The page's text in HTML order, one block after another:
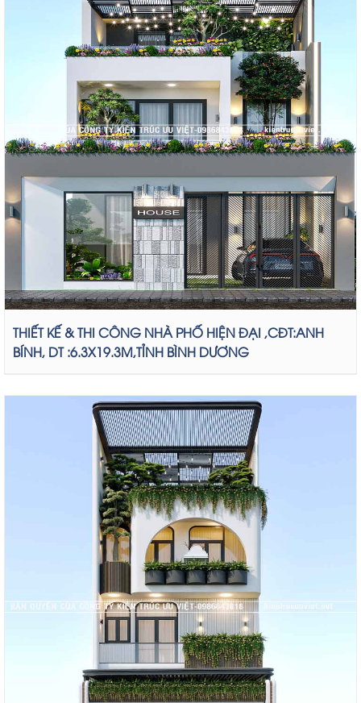
THIẾT KẾ & THI CÔNG NHÀ PHỐ HIỆN ĐẠI ,CĐT:ANH
BÍNH, DT :6.3X19.3M,TỈNH BÌNH DƯƠNG